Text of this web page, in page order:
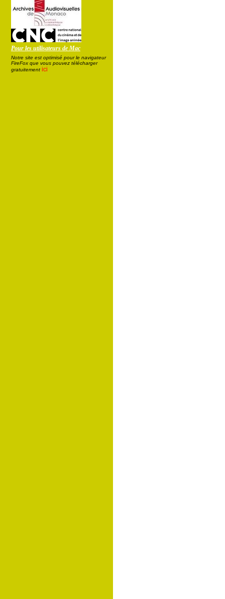
Pour les utilisateurs de Mac
Notre site est optimisé pour le navigateur
FireFox que vous pouvez télécharger
gratuitement ici